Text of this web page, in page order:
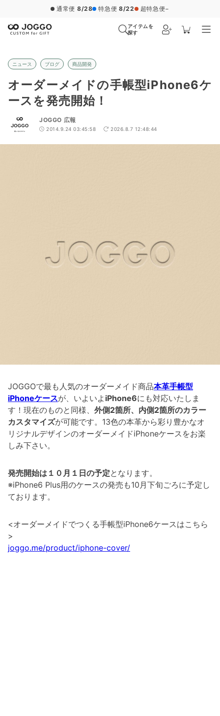
通常便 8/28 特急便 8/22 超特急便−
アイテムを
探す
ニュース ブログ 商品開発
オーダーメイドの手帳型iPhone6ケ
ースを発売開始！
JOGGO 広報
2014.9.24 03:45:58 2026.8.7 12:48:44
JOGGOで最も人気のオーダーメイド商品本革手帳型
iPhoneケースが、いよいよ iPhone6にも対応いたしま
す！現在のものと同様、 外側2箇所、内側2箇所のカラー
カスタマイズが可能です。13色の本革から彩り豊かなオ
リジナルデザインのオーダーメイドiPhoneケースをお楽
しみ下さい。
発売開始は１０月１日の予定となります。
※iPhone6 Plus用のケースの発売も10月下旬ごろに予定し
ております。
<オーダーメイドでつくる手帳型iPhone6ケースはこちら
>
joggo.me/product/iphone-cover/